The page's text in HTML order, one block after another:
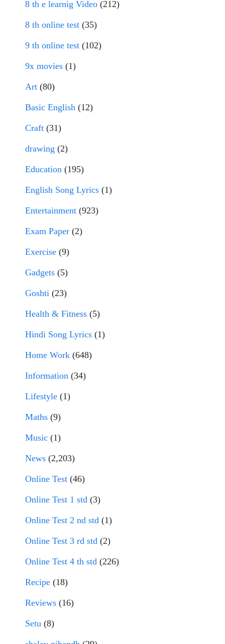
8 th e learnig Video (212)
8 th online test (35)
9 th online test (102)
9x movies (1)
Art (80)
Basic English (12)
Craft (31)
drawing (2)
Education (195)
English Song Lyrics (1)
Entertainment (923)
Exam Paper (2)
Exercise (9)
Gadgets (5)
Goshti (23)
Health & Fitness (5)
Hindi Song Lyrics (1)
Home Work (648)
Information (34)
Lifestyle (1)
Maths (9)
Music (1)
News (2,203)
Online Test (46)
Online Test 1 std (3)
Online Test 2 nd std (1)
Online Test 3 rd std (2)
Online Test 4 th std (226)
Recipe (18)
Reviews (16)
Setu (8)